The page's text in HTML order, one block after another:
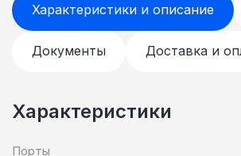
Характеристики и описание
Документы Доставка и
Характеристики
Порты